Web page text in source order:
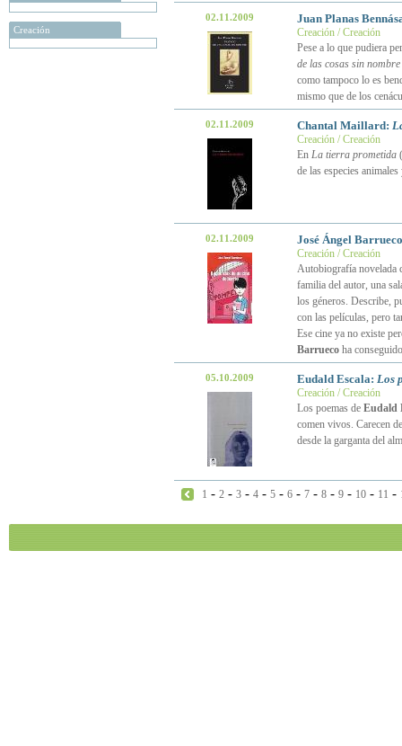
Creación
02.11.2009 Juan Planas
Creación / Creación
Pese a lo que pudiera
de las cosas sin nombre
como tampoco lo es
mismo que de los
02.11.2009 Chantal Maillard:
Creación / Creación
En La tierra prometida
de las especies
02.11.2009 José Ángel
Creación / Creación
Autobiografía novelada
familia del autor, una
los géneros. Describe,
con las películas, pero
Ese cine ya no existe
Barruecoha
05.10.2009 Eudald Escala: Los
Creación / Creación
Los poemas de Eudald
comen vivos. Carecen
desde la garganta del
1 - 2 - 3 - 4 - 5 - 6 - 7 - 8 - 9 - 10 - 11 -